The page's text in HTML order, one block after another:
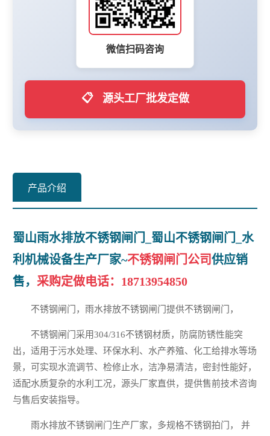
微信扫码咨询
📋 源头工厂批发定做
产品介绍
蜀山雨水排放不锈钢闸门_蜀山不锈钢闸门_水
利机械设备生产厂家~不锈钢闸门公司供应销
售，采购定做电话： 18713954850
不锈钢闸门，雨水排放不锈钢闸门提供不锈钢闸门，
不锈钢闸门采用304/316不锈钢材质，防腐防锈性能突
出，适用于污水处理、环保水利、水产养殖、化工给排水等场
景，可实现水流调节、检修止水，洁净易清洁，密封性能好，
适配水质复杂的水利工况，源头厂家直供，提供售前技术咨询
与售后安装指导。
雨水排放不锈钢闸门生产厂家，多规格不锈钢拍门， 并